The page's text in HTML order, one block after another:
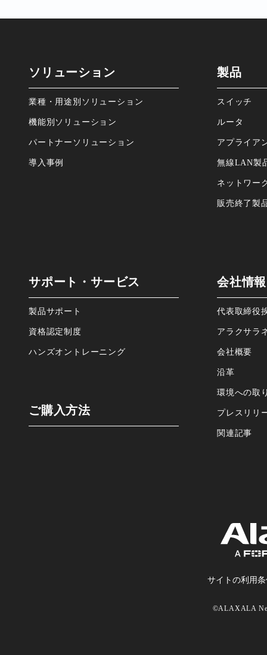
ソリューション
業種・⽤途別ソリューション
機能別ソリューション
パートナーソリューション
導⼊事例
製品
スイッチ
ルータ
アプライア
無線LAN製
ネットワー
販売終了製
サポート・サービス
製品サポート
資格認定制度
ハンズオントレーニング
ご購⼊⽅法
会社情報
代表取締役
アラクサラ
会社概要
沿⾰
環境への取
プレスリリ
関連記事
サイトの利⽤条
©ALAXALA